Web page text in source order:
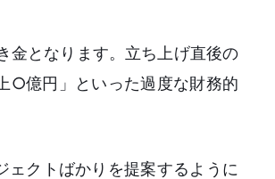
金となります。立ち上げ直後の
○億円」といった過度な財務的
クトばかりを提案するように